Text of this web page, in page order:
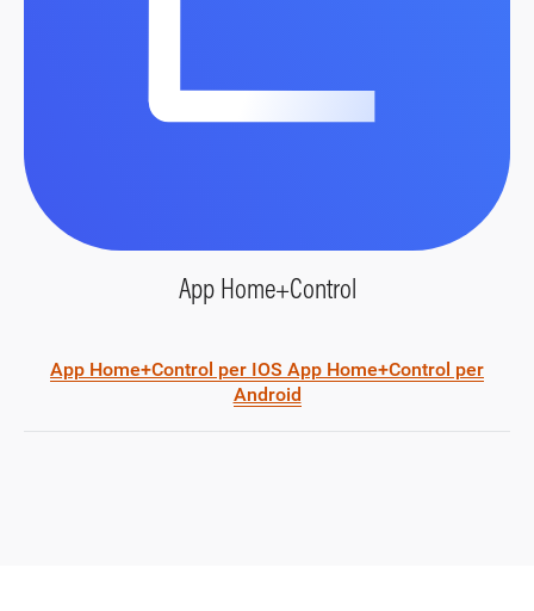
App Home+Control
App Home+Control per IOS App Home+Control per
Android